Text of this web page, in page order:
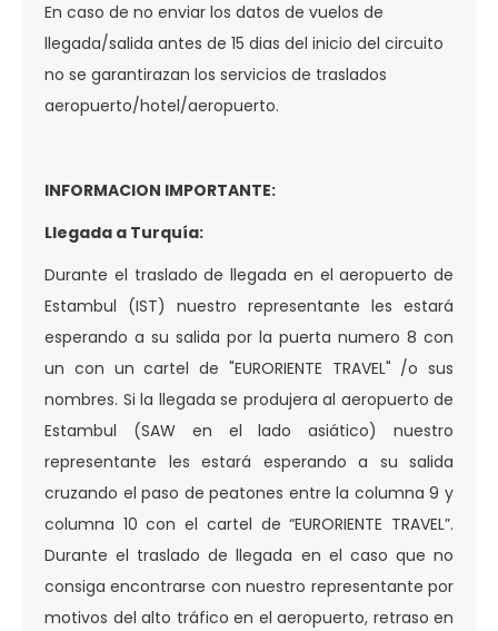
En caso de no enviar los datos de vuelos de
llegada/salida antes de 15 dias del inicio del circuito
no se garantirazan los servicios de traslados
aeropuerto/hotel/aeropuerto.
INFORMACION IMPORTANTE:
Llegada a Turquía:
Durante el traslado de llegada en el aeropuerto de
Estambul (IST) nuestro representante les estará
esperando a su salida por la puerta numero 8 con
un con un cartel de "EURORIENTE TRAVEL" /o sus
nombres. Si la llegada se produjera al aeropuerto de
Estambul (SAW en el lado asiático) nuestro
representante les estará esperando a su salida
cruzando el paso de peatones entre la columna 9 y
columna 10 con el cartel de “EURORIENTE TRAVEL”.
Durante el traslado de llegada en el caso que no
consiga encontrarse con nuestro representante por
motivos del alto tráfico en el aeropuerto, retraso en